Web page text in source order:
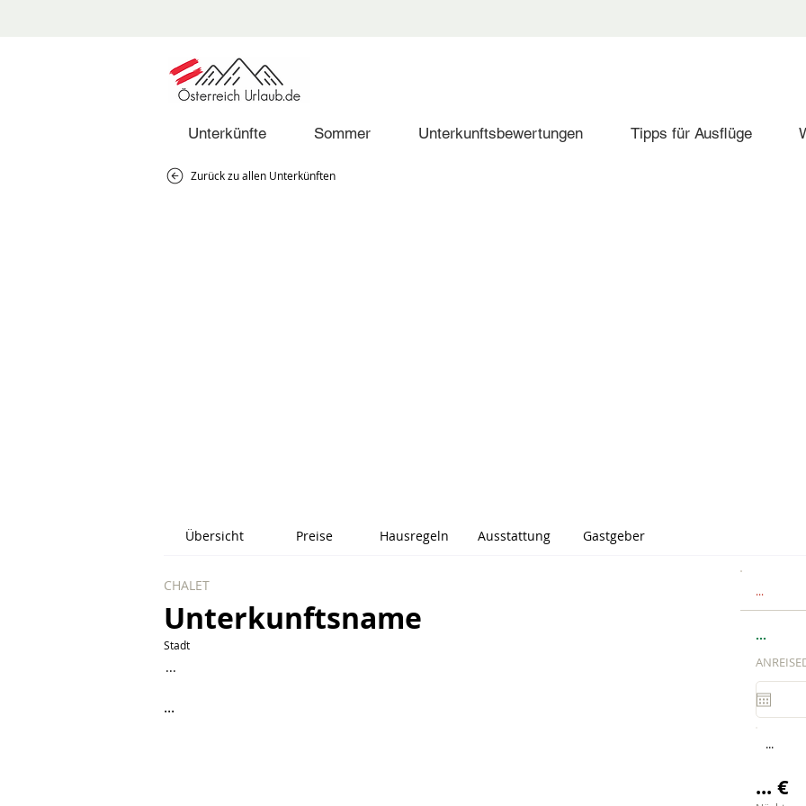
Unterkünfte Sommer Unterkunftsbewertungen Tipps für Ausflüge
Zurück zu allen Unterkünften
Übersicht Preise Hausregeln Ausstattung Gastgeber
CHALET
Unterkunftsname
Stadt
...
...
...
...
...
... €